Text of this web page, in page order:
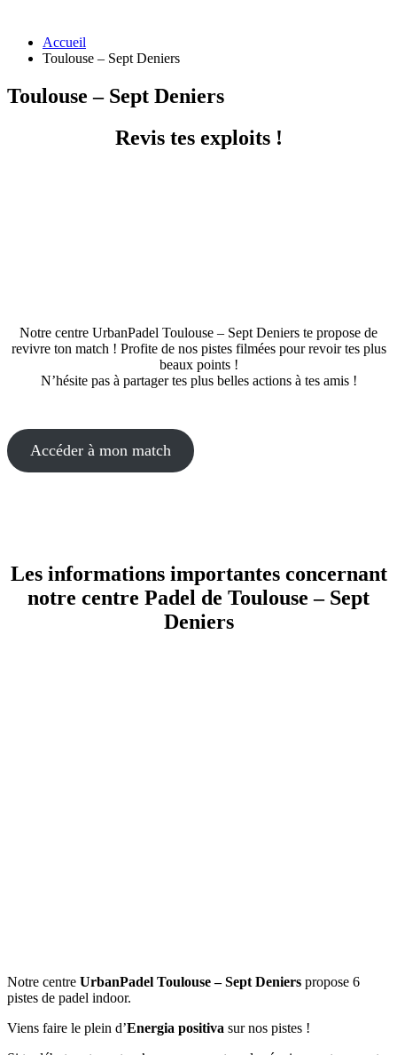
Accueil
Toulouse – Sept Deniers
Toulouse – Sept Deniers
Revis tes exploits !
Notre centre UrbanPadel Toulouse – Sept Deniers te propose de
revivre ton match ! Profite de nos pistes filmées pour revoir tes plus
beaux points !
N’hésite pas à partager tes plus belles actions à tes amis !
Accéder à mon match
Les informations importantes concernant
notre centre Padel de Toulouse – Sept
Deniers
Notre centre UrbanPadel Toulouse – Sept Deniers propose 6
pistes de padel indoor.
Viens faire le plein d’Energia positiva sur nos pistes !